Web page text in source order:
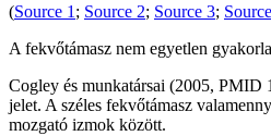
(Source 1; Source 2; Source 3;
A fekvőtámasz nem egyetlen
Cogley és munkatársai (2005, PMID
jelet. A széles fekvőtámasz
mozgató izmok között.